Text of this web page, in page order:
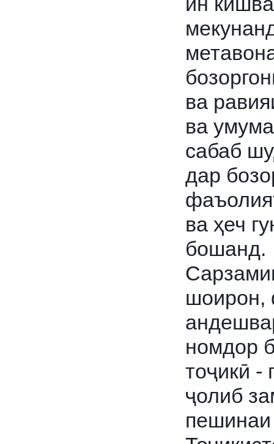
ва
ва
сабаб
дар
ва ҳеч
бошанд.
шоирон,
номдор
тоҷикӣ -
ҷолиб